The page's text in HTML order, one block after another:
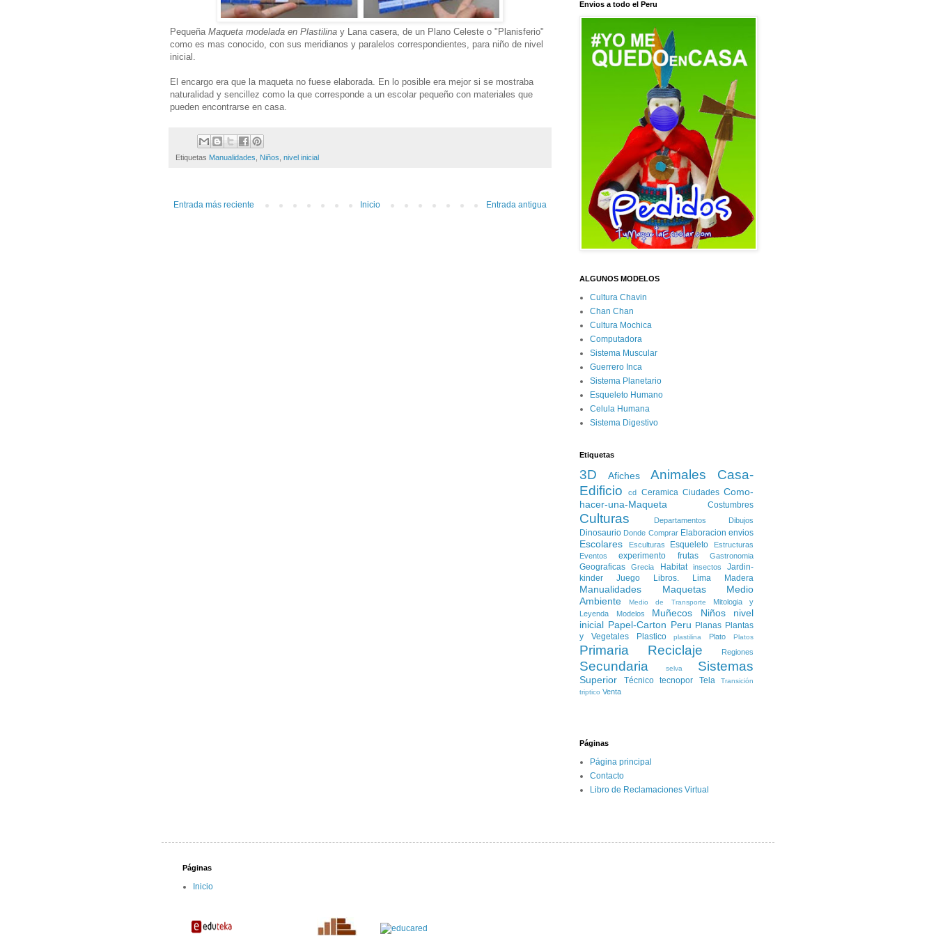
Pequeña Maqueta modelada en Plastilina y Lana casera, de un Plano Celeste o "Planisferio"
como es mas conocido, con sus meridianos y paralelos correspondientes, para niño de nivel
inicial.
El encargo era que la maqueta no fuese elaborada. En lo posible era mejor si se mostraba
naturalidad y sencillez como la que corresponde a un escolar pequeño con materiales que
pueden encontrarse en casa.
Etiquetas Manualidades, Niños, nivel inicial
Entrada más reciente Entrada antigua
Inicio
Envios a todo el Peru
ALGUNOS MODELOS
Cultura Chavin
Chan Chan
Cultura Mochica
Computadora
Sistema Muscular
Guerrero Inca
Sistema Planetario
Esqueleto Humano
Celula Humana
Sistema Digestivo
Etiquetas
3D Afiches Animales
Casa-
Edificio
cd Ceramica Ciudades Como-
hacer-una-Maqueta
Costumbres
Culturas Departamentos Dibujos
Dinosaurio Donde Comprar Elaboracion envios
Escolares Esculturas Esqueleto
Estructuras
Eventos
experimento frutas Gastronomia
Geograficas Grecia Habitat insectos
Jardin-
kinder
Juego Libros. Lima Madera
Manualidades Maquetas
Medio
Ambiente
Medio de Transporte
Mitologia y
Leyenda
Modelos Muñecos Niños
nivel
inicial Papel-Carton Peru Planas Plantas
y Vegetales
Plastico plastilina Plato Platos
Primaria Reciclaje Regiones
Secundaria selva Sistemas
Superior Técnico tecnopor Tela
Transición
triptico Venta
Páginas
Página principal
Contacto
Libro de Reclamaciones Virtual
Páginas
Inicio